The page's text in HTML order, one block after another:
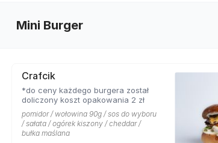
Mini Burger
Crafcik
*do ceny każdego burgera został
doliczony koszt opakowania 2 zł
pomidor / wołowina 90g / sos do wyboru
/ sałata / ogórek kiszony / cheddar /
bułka maślana